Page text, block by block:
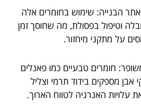
הבנייה: שימוש בחומרים אלה
וטיפול בפסולת, מה שחוסך זמן
על מתקני מיחזור.
חומרים טבעיים כמו פאנלים
אבן מספקים בידוד תרמי וצליל
עלויות האנרגיה לטווח הארוך.